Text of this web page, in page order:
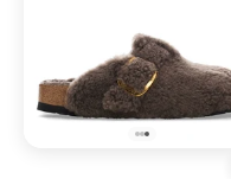
מהירה